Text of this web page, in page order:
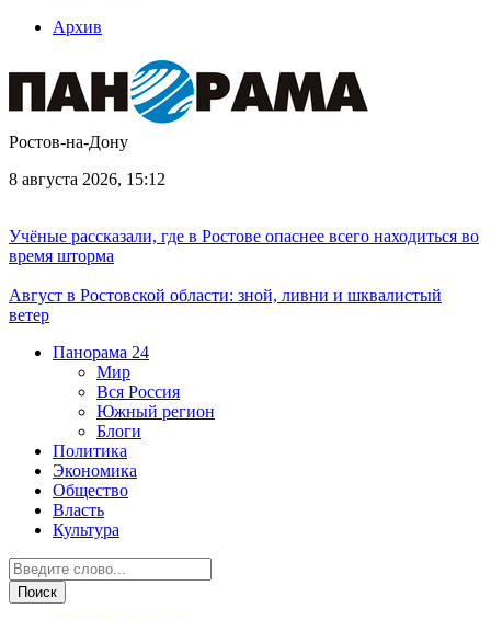
Архив
Ростов-на-Дону
8 августа 2026, 15:12
Учёные рассказали, где в Ростове опаснее всего находиться во
время шторма
Август в Ростовской области: зной, ливни и шквалистый
ветер
Панорама 24
Мир
Вся Россия
Южный регион
Блоги
Политика
Экономика
Общество
Власть
Культура